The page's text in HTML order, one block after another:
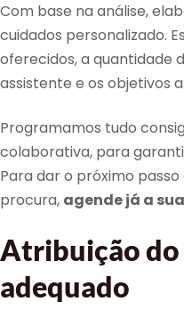
Com base na análise,
cuidados personalizado.
oferecidos, a quantidade
assistente e os objetivos
Programamos tudo
colaborativa, para
Para dar o próximo
procura, agende já a
Atribuição
adequado